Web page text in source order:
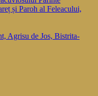
și Paroh al Feleacului,
Agrisu de Jos, Bistrita-